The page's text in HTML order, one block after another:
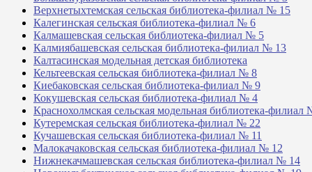
Верхнетыхтемская сельская библиотека-филиал № 15
Калегинская сельская библиотека-филиал № 6
Калмашевская сельская библиотека-филиал № 5
Калмиябашевская сельская библиотека-филиал № 13
Калтасинская модельная детская библиотека
Кельтеевская сельская библиотека-филиал № 8
Киебаковская сельская библиотека-филиал № 9
Кокушевская сельская библиотека-филиал № 4
Краснохолмская сельская модельная библиотека-филиал
Кутеремская сельская библиотека-филиал № 22
Кучашевская сельская библиотека-филиал № 11
Малокачаковская сельская библиотека-филиал № 12
Нижнекачмашевская сельская библиотека-филиал № 14